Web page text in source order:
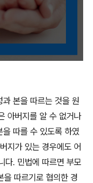
본을 따르는 것을 원
아버지를 알 수 없거나
따를 수 있도록 하였
지가 있는 경우에도 어
다. 민법에 따르면 부모
을 따르기로 협의한 경